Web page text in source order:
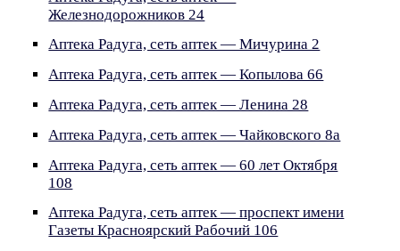
Железнодорожников 24
Аптека Радуга, сеть аптек — Мичурина 2
Аптека Радуга, сеть аптек — Копылова 66
Аптека Радуга, сеть аптек — Ленина 28
Аптека Радуга, сеть аптек — Чайковского 8а
Аптека Радуга, сеть аптек — 60 лет Октября
108
Аптека Радуга, сеть аптек — проспект имени
Газеты Красноярский Рабочий 106